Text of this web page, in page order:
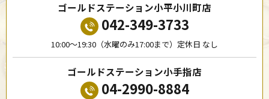
ゴールドステーション小平小川町店
042-349-3733
10:00〜19:30（水曜のみ17:00まで）定休日 なし
ゴールドステーション小手指店
04-2990-8884